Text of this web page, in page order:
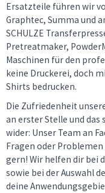
Ersatzteile führen wir
Graphtec, Summa und
SCHULZE
Pretreatmaker,
Maschinen für den
keine Druckerei, doch
Shirts bedrucken.
Die Zufriedenheit
an erster Stelle und das
wider: Unser Team an
Fragen oder
gern! Wir helfen dir bei
sowie bei der Auswahl
deine